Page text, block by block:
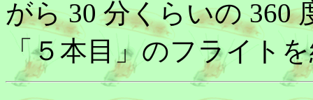
がら 30 分くらいの 360
「５本目」のフライト